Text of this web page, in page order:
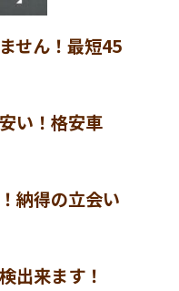
せん！最短45
い！格安車
納得の立会い
出来ます！